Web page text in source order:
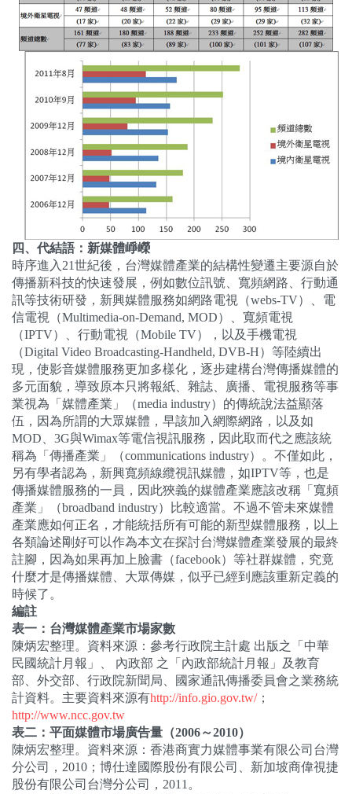
四、代結語：新媒體崢嶸
時序進入 21世紀後，台灣媒體產業的結構性變遷主要源自於
傳播新科技的快速發展，例如數位訊號、寬頻網路、行動通
訊等技術研發，新興媒體服務如網路電視（webs-TV）、電
信電視（Multimedia-on-Demand, MOD）、寬頻電視
（IPTV）、行動電視（Mobile TV），以及手機電視
（Digital Video Broadcasting-Handheld, DVB-H）等陸續出
現，使影音媒體服務更加多樣化，逐步建構台灣傳播媒體的
多元面貌，導致原本只將報紙、雜誌、廣播、電視服務等事
業視為「媒體產業」（media industry）的傳統說法益顯落
伍，因為所謂的大眾媒體，早該加入網際網路，以及如
MOD
3G與Wimax等電信視訊服務，因此取而代之應該統
稱為「傳播產業」（communications industry）。不僅如此，
另有學者認為，新興寬頻線纜視訊媒體，如IPTV等，也是
傳播媒體服務的一員，因此狹義的媒體產業應該改稱「寬頻
產業」（broadband industry）比較適當。不過不管未來媒體
產業應如何正名，才能統括所有可能的新型媒體服務，以上
各類論述剛好可以作為本文在探討台灣媒體產業發展的最終
註腳，因為如果再加上臉書（facebook）等社群媒體，究竟
什麼才是傳播媒體、大眾傳媒，似乎已經到應該重新定義的
時候了。
編註
表一：台灣媒體產業市場家數
陳炳宏整理。資料來源：參考行政院主計處 出版之「中華
民國統計月報」、 內政部 之「內政部統計月報」及教育
部、外交部、行政院新聞局、國家通訊傳播委員會之業務統
計資料。主要資料來源有http://info.gio.gov.tw/；
http://www.ncc.gov.tw
表二：平面媒體市場廣告量（2006～2010）
陳炳宏整理。資料來源：香港商實力媒體事業有限公司台灣
分公司， 2010 ；博仕達國際股份有限公司、新加坡商偉視捷
股份有限公司台灣分公司， 2011 。